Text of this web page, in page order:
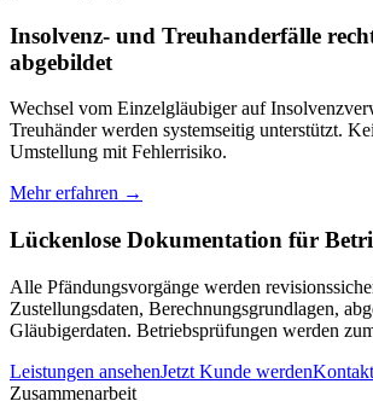
Insolvenz- und Treuhanderfälle
abgebildet
Wechsel vom Einzelgläubiger auf
Treuhänder werden systemseitig unterstützt.
Umstellung mit Fehlerrisiko.
Mehr erfahren →
Lückenlose Dokumentation für
Alle Pfändungsvorgänge werden
Zustellungsdaten, Berechnungsgrundlagen,
Gläubigerdaten. Betriebsprüfungen werden
Leistungen ansehenJetzt Kunde werden
Zusammenarbeit